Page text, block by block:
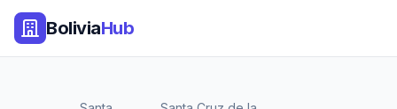
BoliviaHub